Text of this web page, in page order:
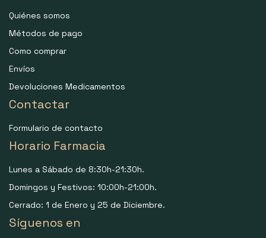
Quiénes somos
Métodos de pago
Como comprar
Envíos
Devoluciones Medicamentos
Contactar
Formulario de contacto
Horario Farmacia
Lunes a Sábado de 8:30h-21:30h.
Domingos y Festivos: 10:00h-21:00h.
Cerrado: 1 de Enero y 25 de Diciembre.
Síguenos en